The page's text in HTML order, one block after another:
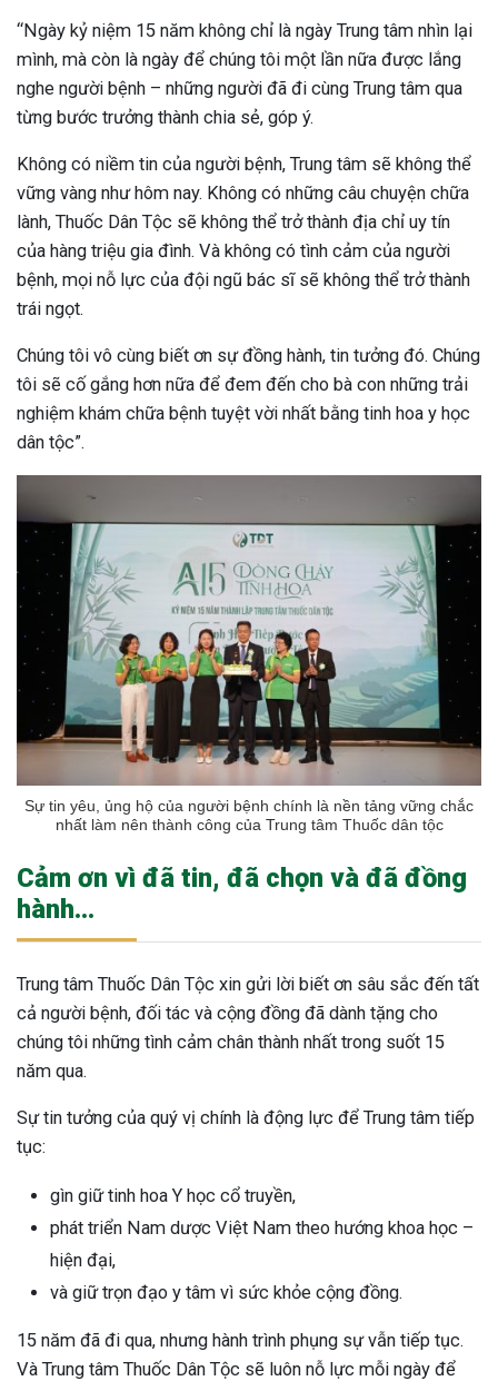
“Ngày kỷ niệm 15 năm không chỉ là ngày Trung tâm nhìn lại
mình, mà còn là ngày để chúng tôi một lần nữa được lắng
nghe người bệnh – những người đã đi cùng Trung tâm qua
từng bước trưởng thành chia sẻ, góp ý.
Không có niềm tin của người bệnh, Trung tâm sẽ không thể
vững vàng như hôm nay. Không có những câu chuyện chữa
lành, Thuốc Dân Tộc sẽ không thể trở thành địa chỉ uy tín
của hàng triệu gia đình. Và không có tình cảm của người
bệnh, mọi nỗ lực của đội ngũ bác sĩ sẽ không thể trở thành
trái ngọt.
Chúng tôi vô cùng biết ơn sự đồng hành, tin tưởng đó. Chúng
tôi sẽ cố gắng hơn nữa để đem đến cho bà con những trải
nghiệm khám chữa bệnh tuyệt vời nhất bằng tinh hoa y học
dân tộc”.
Sự tin yêu, ủng hộ của người bệnh chính là nền tảng vững chắc
nhất làm nên thành công của Trung tâm Thuốc dân tộc
Cảm ơn vì đã tin, đã chọn và đã đồng
hành…
Trung tâm Thuốc Dân Tộc xin gửi lời biết ơn sâu sắc đến tất
cả người bệnh, đối tác và cộng đồng đã dành tặng cho
chúng tôi những tình cảm chân thành nhất trong suốt 15
năm qua.
Sự tin tưởng của quý vị chính là động lực để Trung tâm tiếp
tục:
gìn giữ tinh hoa Y học cổ truyền,
phát triển Nam dược Việt Nam theo hướng khoa học –
hiện đại,
và giữ trọn đạo y tâm vì sức khỏe cộng đồng.
15 năm đã đi qua, nhưng hành trình phụng sự vẫn tiếp tục.
Và Trung tâm Thuốc Dân Tộc sẽ luôn nỗ lực mỗi ngày để